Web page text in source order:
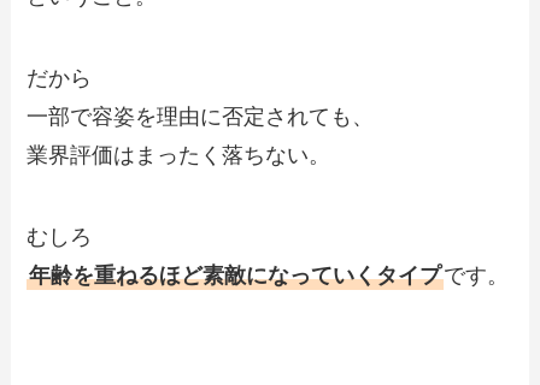
だから
一部で容姿を理由に否定されても、
業界評価はまったく落ちない。
むしろ
年齢を重ねるほど素敵になっていくタイプです。